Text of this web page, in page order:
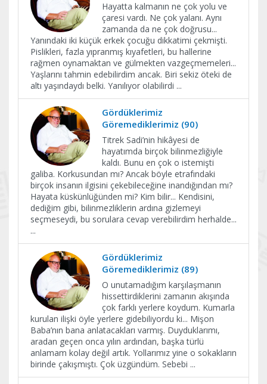
Hayatta kalmanın ne çok yolu ve
çaresi vardı. Ne çok yalanı. Aynı
zamanda da ne çok doğrusu...
Yanındaki iki küçük erkek çocuğu dikkatimi çekmişti.
Pislikleri, fazla yıpranmış kıyafetleri, bu hallerine
rağmen oynamaktan ve gülmekten vazgeçmemeleri...
Yaşlarını tahmin edebilirdim ancak. Biri sekiz öteki de
altı yaşındaydı belki. Yanılıyor olabilirdi ...
Gördüklerimiz
Göremediklerimiz (90)
Titrek Sadi’nin hikâyesi de
hayatımda birçok bilinmezliğiyle
kaldı. Bunu en çok o istemişti
galiba. Korkusundan mı? Ancak böyle etrafındaki
birçok insanın ilgisini çekebileceğine inandığından mı?
Hayata küskünlüğünden mi? Kim bilir... Kendisini,
dediğim gibi, bilinmezliklerin ardına gizlemeyi
seçmeseydi, bu sorulara cevap verebilirdim herhalde...
...
Gördüklerimiz
Göremediklerimiz (89)
O unutamadığım karşılaşmanın
hissettirdiklerini zamanın akışında
çok farklı yerlere koydum. Kumarla
kurulan ilişki öyle yerlere gidebiliyordu ki... Mişon
Baba’nın bana anlatacakları varmış. Duyduklarımı,
aradan geçen onca yılın ardından, başka türlü
anlamam kolay değil artık. Yollarımız yine o sokakların
birinde çakışmıştı. Çok üzgündüm. Sebebi ...